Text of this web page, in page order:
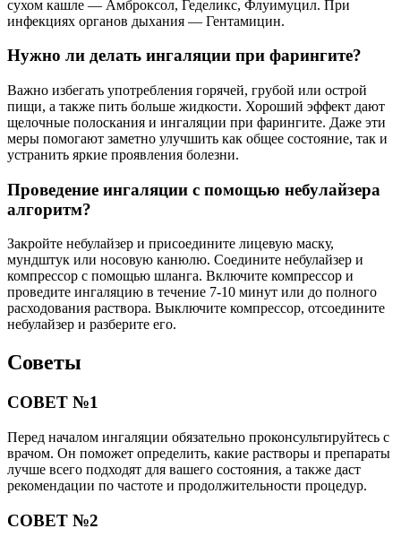
сухом кашле — Амброксол, Геделикс, Флуимуцил. При
инфекциях органов дыхания — Гентамицин.
Нужно ли делать ингаляции при фарингите?
Важно избегать употребления горячей, грубой или острой
пищи, а также пить больше жидкости. Хороший эффект дают
щелочные полоскания и ингаляции при фарингите. Даже эти
меры помогают заметно улучшить как общее состояние, так и
устранить яркие проявления болезни.
Проведение ингаляции с помощью небулайзера
алгоритм?
Закройте небулайзер и присоедините лицевую маску,
мундштук или носовую канюлю. Соедините небулайзер и
компрессор с помощью шланга. Включите компрессор и
проведите ингаляцию в течение 7-10 минут или до полного
расходования раствора. Выключите компрессор, отсоедините
небулайзер и разберите его.
Советы
СОВЕТ №1
Перед началом ингаляции обязательно проконсультируйтесь с
врачом. Он поможет определить, какие растворы и препараты
лучше всего подходят для вашего состояния, а также даст
рекомендации по частоте и продолжительности процедур.
СОВЕТ №2